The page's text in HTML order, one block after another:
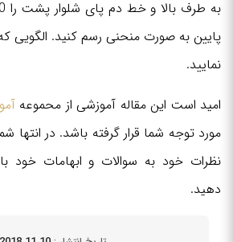
پایین به صورت منحنی رسم کنید. الگویی
نمایید.
امید است این مقاله آموزشی از محموعه
مورد توجه شما قرار گرفته باشد. در انتها
نظرات خود به سوالات و ابهامات خود
دهید.